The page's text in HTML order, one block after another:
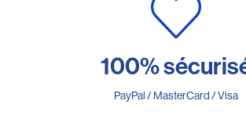
100%
PayPal / MasterCard / Visa